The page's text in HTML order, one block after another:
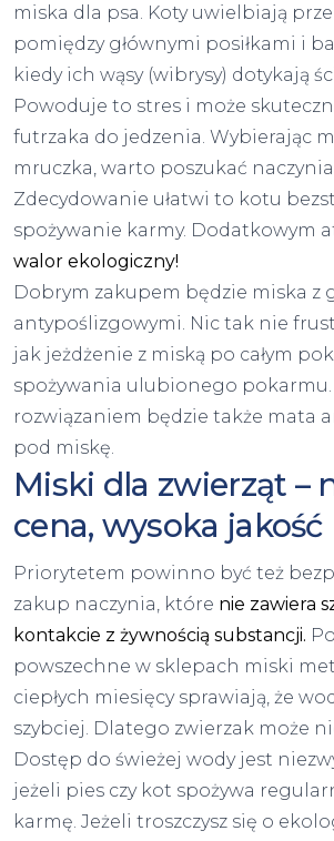
miska dla psa . Koty uwielbiają
pomiędzy głównymi posiłkami i
kiedy ich wąsy (wibrysy) dotykają
Powoduje to stres i może
futrzaka do jedzenia. Wybierając
mruczka, warto poszukać naczynia
Zdecydowanie ułatwi to kotu
spożywanie karmy. Dodatkowym
walor ekologiczny!
Dobrym zakupem będzie miska z
antypoślizgowymi. Nic tak nie
jak jeżdżenie z miską po całym
spożywania ulubionego pokarmu.
rozwiązaniem będzie także mata
pod miskę.
Miski dla zwierząt –
cena, wysoka jakość
Priorytetem powinno być też
zakup naczynia, które nie zawiera
kontakcie z żywnością substancji.
powszechne w sklepach miski
ciepłych miesięcy sprawiają, że
szybciej. Dlatego zwierzak może
Dostęp do świeżej wody jest
jeżeli pies czy kot spożywa
karmę. Jeżeli troszczysz się o